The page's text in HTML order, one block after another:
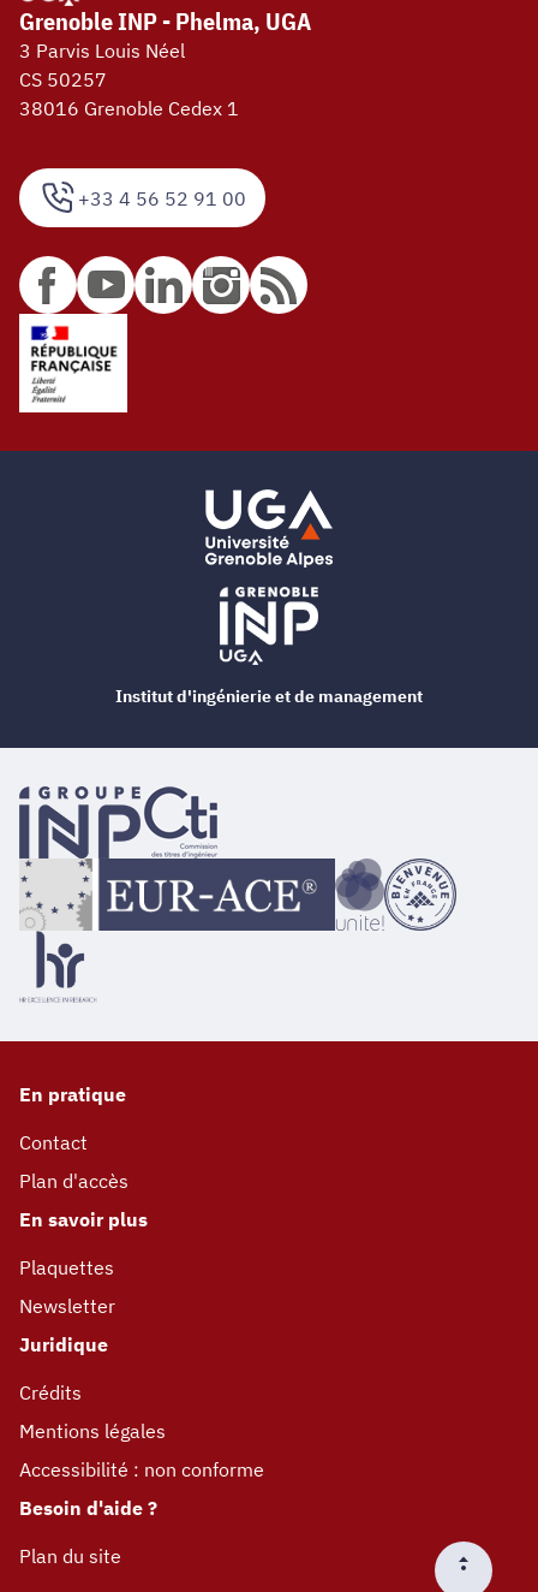
+33 4 56 52 91 00
Grenoble INP - Phelma, UGA
3 Parvis Louis Néel
CS 50257
38016 Grenoble Cedex 1
En pratique
Contact
Plan d'accès
En savoir plus
Plaquettes
Newsletter
Juridique
Crédits
Mentions légales
Accessibilité : non conforme
Besoin d'aide ?
Plan du site
Institut d'ingénierie et de management